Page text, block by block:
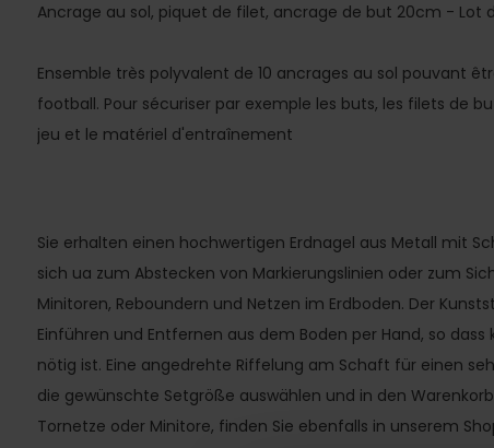
Ancrage au sol, piquet de filet, ancrage de but 20cm - Lot
Ensemble très polyvalent de 10 ancrages au sol pouvant
football. Pour sécuriser par exemple les buts, les filets de
jeu et le matériel d'entraînement
Sie erhalten einen hochwertigen Erdnagel aus Metall mit
sich ua zum Abstecken von Markierungslinien oder zum
Minitoren, Reboundern und Netzen im Erdboden. Der
Einführen und Entfernen aus dem Boden per Hand, so dass
nötig ist. Eine angedrehte Riffelung am Schaft für einen
die gewünschte Setgröße auswählen und in den
Tornetze oder Minitore, finden Sie ebenfalls in unserem